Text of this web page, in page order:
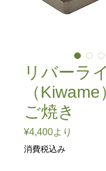
リバーラ
（Kiwame
ご焼き
¥4,400より
消費税込み